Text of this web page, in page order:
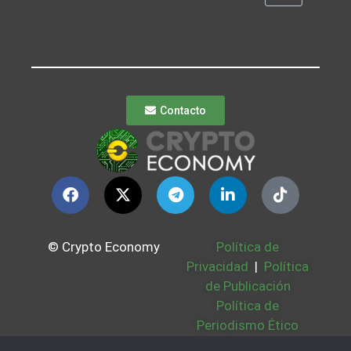
Contacto
© Crypto Economy
Política de
Privacidad | Política
de Publicación
Política de
Periodismo Ético